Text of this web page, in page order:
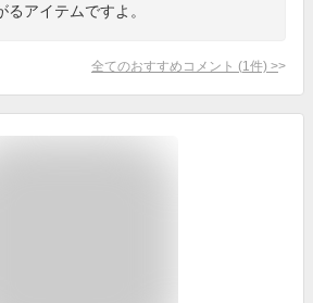
アイテムですよ。
全てのおすすめコメント (1 件) >